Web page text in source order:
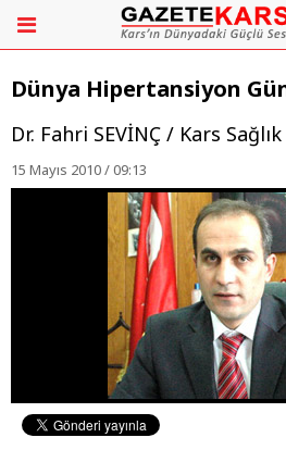
Dünya Hipertansiyon
Dr. Fahri SEVİNÇ / Kars
15 Mayıs 2010 / 09:13